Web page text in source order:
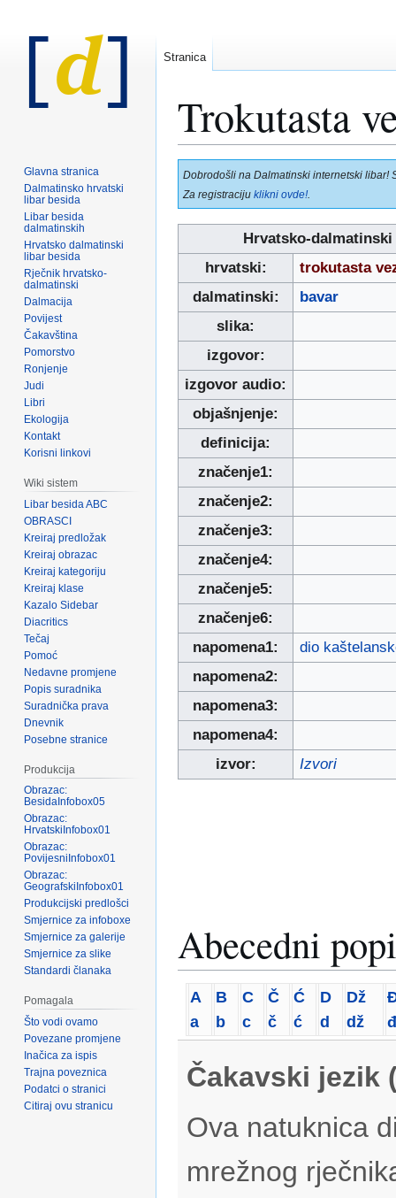
Trokutasta
Prijeđi
na
navigaciju
Prijeđi
na
pretraživanje
Dobrodošli na Dalmatinski internetski libar!
Za registraciju klikni ovde!
Hrvatsko-
hrvatski:
trokutasta
dalmatinski:
bavar
slika:
izgovor:
izgovor audio:
objašnjenje:
definicija:
značenje1:
značenje2:
značenje3:
značenje4:
značenje5:
značenje6:
napomena1:
dio
napomena2:
napomena3:
napomena4:
izvor:
Izvori
Abecedni
A
a
B
b
C
c
Č
č
Ć
ć
D
d
Dž
dž
đ
Čakavski jezik
Ova natuknica
mrežnog
Stranica
Glavna stranica
Dalmatinsko hrvatski
libar besida
Libar besida
dalmatinskih
Hrvatsko dalmatinski
libar besida
Rječnik hrvatsko-
dalmatinski
Dalmacija
Povijest
Čakavština
Pomorstvo
Ronjenje
Judi
Libri
Ekologija
Kontakt
Korisni linkovi
Wiki sistem
Libar besida ABC
OBRASCI
Kreiraj predložak
Kreiraj obrazac
Kreiraj kategoriju
Kreiraj klase
Kazalo Sidebar
Diacritics
Tečaj
Pomoć
Nedavne promjene
Popis suradnika
Suradnička prava
Dnevnik
Posebne stranice
Produkcija
Obrazac:
BesidaInfobox05
Obrazac:
HrvatskiInfobox01
Obrazac:
PovijesniInfobox01
Obrazac:
GeografskiInfobox01
Produkcijski predlošci
Smjernice za infoboxe
Smjernice za galerije
Smjernice za slike
Standardi članaka
Pomagala
Što vodi ovamo
Povezane promjene
Inačica za ispis
Trajna poveznica
Podatci o stranici
Citiraj ovu stranicu